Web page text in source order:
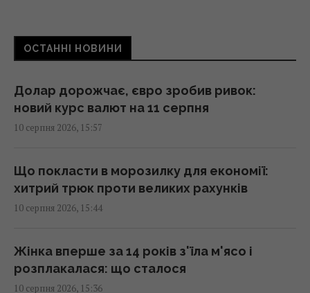
Суд дозволив Єрмаку їздити по різним
16:05 понеділок, 10 серпня 2026
У якому віці дитину можна залишати вдома
15:56 понеділок, 10 серпня 2026
Один старий якір затримав будівництво
15:51 понеділок, 10 серпня 2026
ОСТАННІ НОВИНИ
Долар дорожчає, євро зробив ривок:
новий курс валют на 11 серпня
10 серпня 2026, 15:57
Що покласти в морозилку для економії:
хитрий трюк проти великих рахунків
10 серпня 2026, 15:44
Жінка вперше за 14 років з'їла м'ясо і
розплакалася: що сталося
10 серпня 2026, 15:36